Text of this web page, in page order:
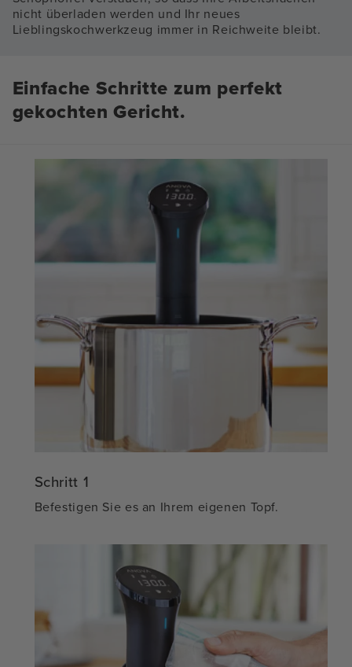
nicht überladen werden und Ihr neues
Lieblingskochwerkzeug immer in Reichweite bleibt.
Einfache Schritte zum perfekt
gekochten Gericht.
Schritt 1
Befestigen Sie es an Ihrem eigenen Topf.